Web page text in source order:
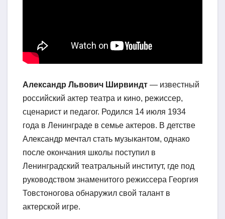
Александр Львович Ширвиндт — известный
российский актер театра и кино, режиссер,
сценарист и педагог. Родился 14 июля 1934
года в Ленинграде в семье актеров. В детстве
Александр мечтал стать музыкантом, однако
после окончания школы поступил в
Ленинградский театральный институт, где под
руководством знаменитого режиссера Георгия
Товстоногова обнаружил свой талант в
актерской игре.